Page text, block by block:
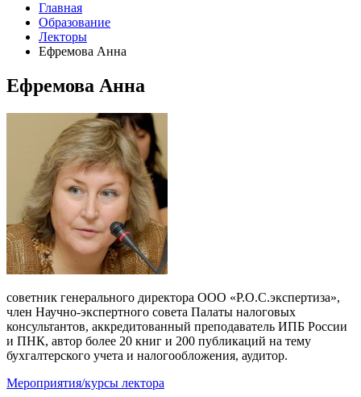
Главная
Образование
Лекторы
Ефремова Анна
Ефремова Анна
советник генерального директора ООО «Р.О.С.экспертиза»,
член Научно-экспертного совета Палаты налоговых
консультантов, аккредитованный преподаватель ИПБ России
и ПНК, автор более 20 книг и 200 публикаций на тему
бухгалтерского учета и налогообложения, аудитор.
Мероприятия/курсы лектора